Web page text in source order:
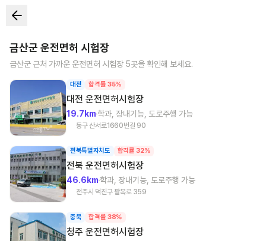
금산군 운전면허 시험장
금산군 근처 가까운 운전면허 시험장 5곳을 확인해 보세요.
대전 합격률 35%
대전 운전면허시험장
19.7km학과, 장내기능, 도로주행 가능
동구 산서로1660번길 90
전북특별자치도 합격률 32%
전북 운전면허시험장
46.6km학과, 장내기능, 도로주행 가능
전주시 덕진구 팔복로 359
충북 합격률 38%
청주 운전면허시험장